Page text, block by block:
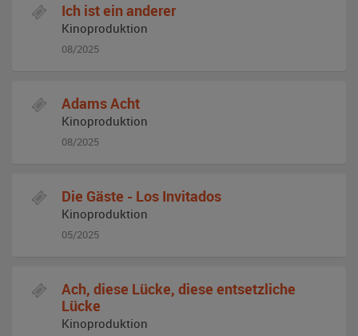
Ich ist ein anderer
Kinoproduktion
08/2025
Adams Acht
Kinoproduktion
08/2025
Die Gäste - Los Invitados
Kinoproduktion
05/2025
Ach, diese Lücke, diese entsetzliche
Lücke
Kinoproduktion